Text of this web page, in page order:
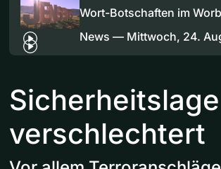
Wort-Botschaften im
News — Mittwoch, 24.
verschlechtert